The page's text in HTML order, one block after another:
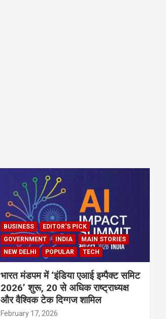
BUSINESS
EDITOR'S PICK
GOVERNMENT
INDIA
MAIN STORIES
NEW DELHI
POPULAR TECH
भारत मंडपम में ‘इंडिया एआई इम्पैक्ट समिट
2026’ शुरू, 20 से अधिक राष्ट्राध्यक्ष
और वैश्विक टेक दिग्गज शामिल
February 17, 2026